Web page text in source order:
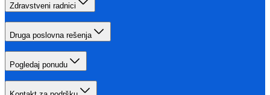
Zdravstveni radnici
Druga poslovna rešenja
Pogledaj ponudu